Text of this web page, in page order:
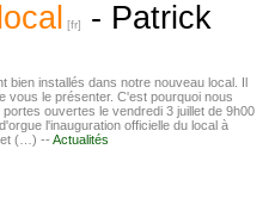
- Patrick
bien installés dans notre nouveau local. Il
vous le présenter. C'est pourquoi nous
ouvertes le vendredi 3 juillet de 9h00
l'inauguration officielle du local à
et (…) -- Actualités